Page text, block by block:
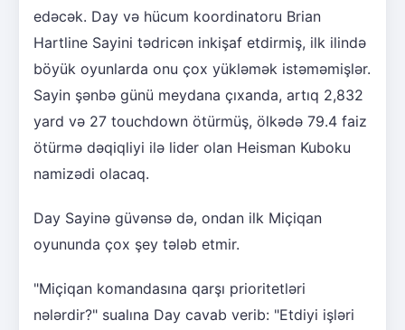
edəcək. Day və hücum koordinatoru Brian
Hartline Sayini tədricən inkişaf etdirmiş, ilk ilində
böyük oyunlarda onu çox yükləmək istəməmişlər.
Sayin şənbə günü meydana çıxanda, artıq 2,832
yard və 27 touchdown ötürmüş, ölkədə 79.4 faiz
ötürmə dəqiqliyi ilə lider olan Heisman Kuboku
namizədi olacaq.
Day Sayinə güvənsə də, ondan ilk Miçiqan
oyununda çox şey tələb etmir.
"Miçiqan komandasına qarşı prioritetləri
nələrdir?" sualına Day cavab verib: "Etdiyi işləri